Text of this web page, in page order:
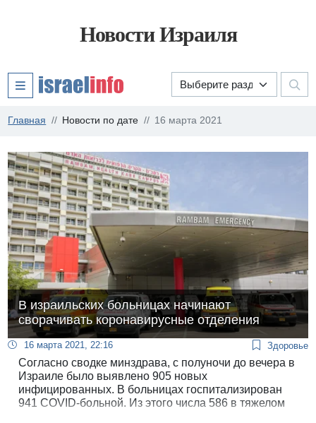
Новости Израиля
Главная Новости по дате 16 марта 2021
В израильских больницах начинают
сворачивать коронавирусные отделения
16 марта 2021, 22:16 Здоровье
Согласно сводке минздрава, с полуночи до вечера в
Израиле было выявлено 905 новых
инфицированных. В больницах госпитализирован
941 COVID-больной. Из этого числа 586 в тяжелом